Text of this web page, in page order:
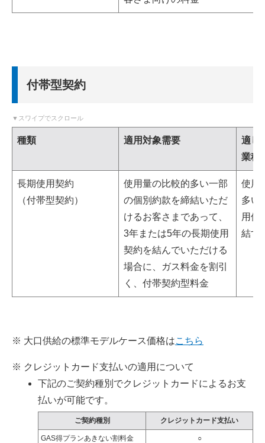
付帯型契約
種類 適用対象需要
適し
業種
長期使用契約
（付帯型契約）
使用量の比較的多い一部
の個別約款を締結いただ
けるお客さまであって、
3年または5年の長期使用
契約を結んでいただける
場合に、ガス料金を割引
く、付帯契約型料金
使用
多い
用個
結す
大口供給の標準モデルケース価格はこちら
クレジットカード支払いの適用について
下記のご契約種別でクレジットカードによるお支
払いが可能です。
ご契約種別 クレジットカード支払い
GAS得プランあきない割料金 ○